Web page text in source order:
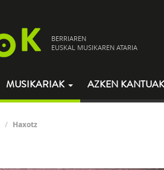
BERRIAREN
EUSKAL MUSIKAREN ATARIA
MUSIKARIAK AZKEN KANTUAK
Haxotz